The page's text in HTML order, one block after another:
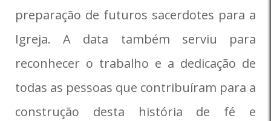
preparação de futuros sacerdotes para a
Igreja. A data também serviu para
reconhecer o trabalho e a dedicação de
todas as pessoas que contribuíram para a
construção desta história de fé e